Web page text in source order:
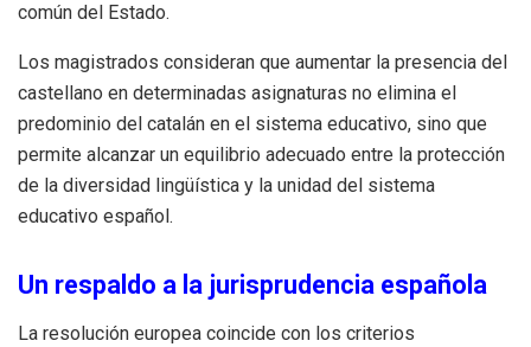
común del Estado.
Los magistrados consideran que aumentar la presencia del
castellano en determinadas asignaturas no elimina el
predominio del catalán en el sistema educativo, sino que
permite alcanzar un equilibrio adecuado entre la protección
de la diversidad lingüística y la unidad del sistema
educativo español.
Un respaldo a la jurisprudencia española
La resolución europea coincide con los criterios